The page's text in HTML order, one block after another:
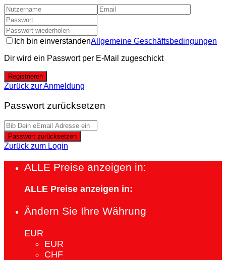
Ich bin einverstandenAllgemeine Geschäftsbedingungen
Dir wird ein Passwort per E-Mail zugeschickt
Registrieren
Zurück zur Anmeldung
Passwort zurücksetzen
Passwort zurücksetzen
Zurück zum Login
ALLE Preise anzeigen in:
ALLE Preise anzeigen in:
Ändern Sie Ihre Währung
EUR
EUR
CHF